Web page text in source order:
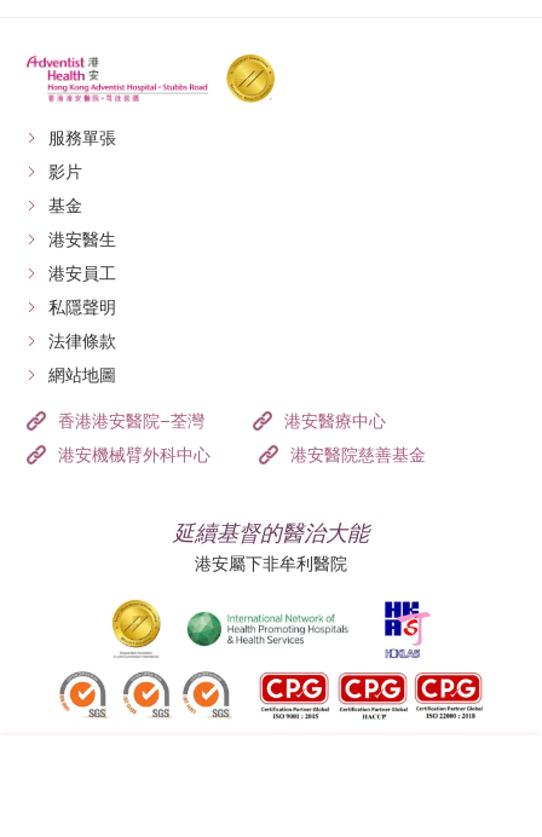
服務單張
影片
基金
港安醫生
港安員工
私隱聲明
法律條款
網站地圖
香港港安醫院–荃灣
港安醫療中心
港安機械臂外科中心
港安醫院慈善基金
延續基督的醫治大能
港安屬下非牟利醫院